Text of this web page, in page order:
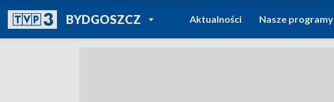
BYDGOSZCZPOWRÓT DO
TVP REGIONY
Aktualności Nasze programy